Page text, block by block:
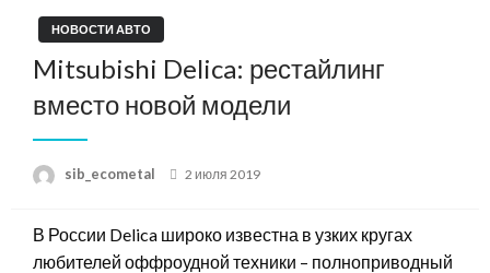
НОВОСТИ АВТО
Mitsubishi Delica: рестайлинг
вместо новой модели
sib_ecometal
Posted
2 июля 2019
В России Delica широко известна в узких кругах
любителей оффроудной техники – полноприводный